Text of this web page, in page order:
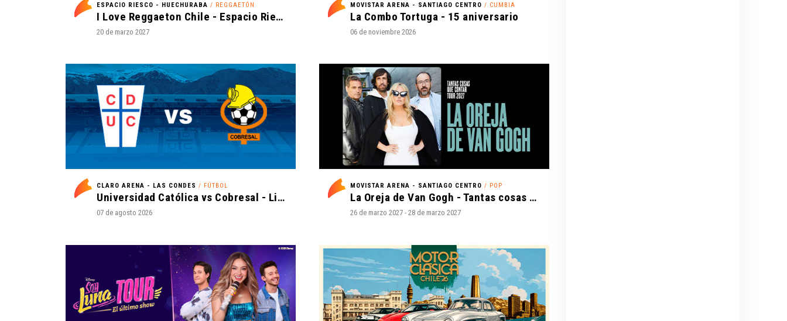
ESPACIO RIESCO - HUECHURABA / REGGAETÓN
I Love Reggaeton Chile - Espacio Riesco 2027
20 de marzo 2027
MOVISTAR ARENA - SANTIAGO CENTRO / CUMBIA
La Combo Tortuga - 15 aniversario
06 de noviembre 2026
CLARO ARENA - LAS CONDES / FÚTBOL
Universidad Católica vs Cobresal - Liga de Primera Mercado Libre - Fecha 18
07 de agosto 2026
MOVISTAR ARENA - SANTIAGO CENTRO / POP
La Oreja de Van Gogh - Tantas cosas que contar Tour 2027
26 de marzo 2027 - 28 de marzo 2027